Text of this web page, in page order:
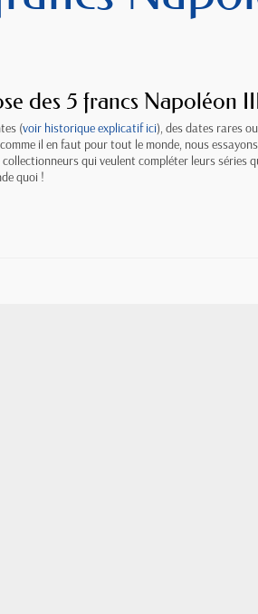
des 5 francs Napoléon
(voir historique explicatif ici), des dates rares
il en faut pour tout le monde, nous
qui veulent compléter leurs séries
quoi !